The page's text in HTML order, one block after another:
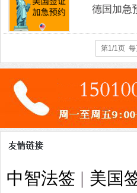
德国加急
第1/1页 每
中智法签 | 美国